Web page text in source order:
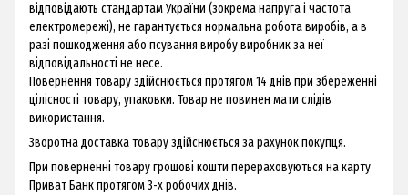
відповідають стандартам України (зокрема напруга і частота
електромережі), не гарантується нормальна робота виробів, а в
разі пошкодження або псування виробу виробник за неї
відповідальності не несе.
Повернення товару здійснюється протягом 14 днів при збереженні
цілісності товару, упаковки. Товар не повинен мати слідів
використання.
Зворотна доставка товару здійснюється за рахунок покупця.
При поверненні товару грошові кошти перераховуються на карту
Приват Банк протягом 3-х робочих днів.